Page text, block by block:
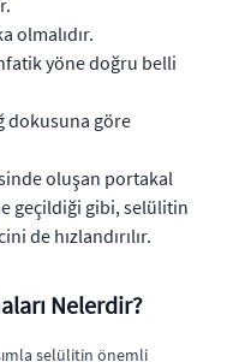
olmalıdır.
yöne doğru belli
dokusuna göre
oluşan portakal
geçildiği gibi, selülitin
de hızlandırılır.
Nelerdir?
selülitin önemli